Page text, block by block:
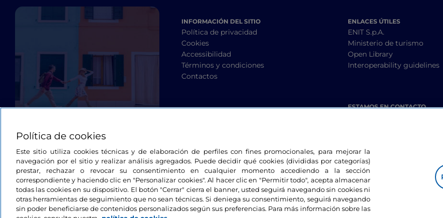
INFORMACIÓN DEL SITIO
Política de privacidad
Cookies
Accessibilidad
Términos y condiciones
Contactos
ENLACES ÚTILES
ENIT S.p.A.
Ministerio de turismo
Open Library
Interoperability guidelines
ESTAMOS EN CONTACTO
Política de cookies
Este sitio utiliza cookies técnicas y de elaboración de perfiles con fines promocionales, para mejorar la
navegación por el sitio y realizar análisis agregados. Puede decidir qué cookies (divididas por categorías)
prestar, rechazar o revocar su consentimiento en cualquier momento accediendo a la sección
correspondiente y haciendo clic en "Personalizar cookies". Al hacer clic en "Permitir todo", acepta almacenar
todas las cookies en su dispositivo. El botón "Cerrar" cierra el banner, usted seguirá navegando sin cookies ni
otras herramientas de seguimiento que no sean técnicas. Si deniega su consentimiento, seguirá navegando
sin poder beneficiarse de contenidos personalizados según sus preferencias. Para más información sobre las